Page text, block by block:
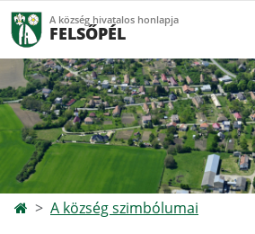
A község hivatalos honlapja
FELSŐPÉL
A község szimbólumai